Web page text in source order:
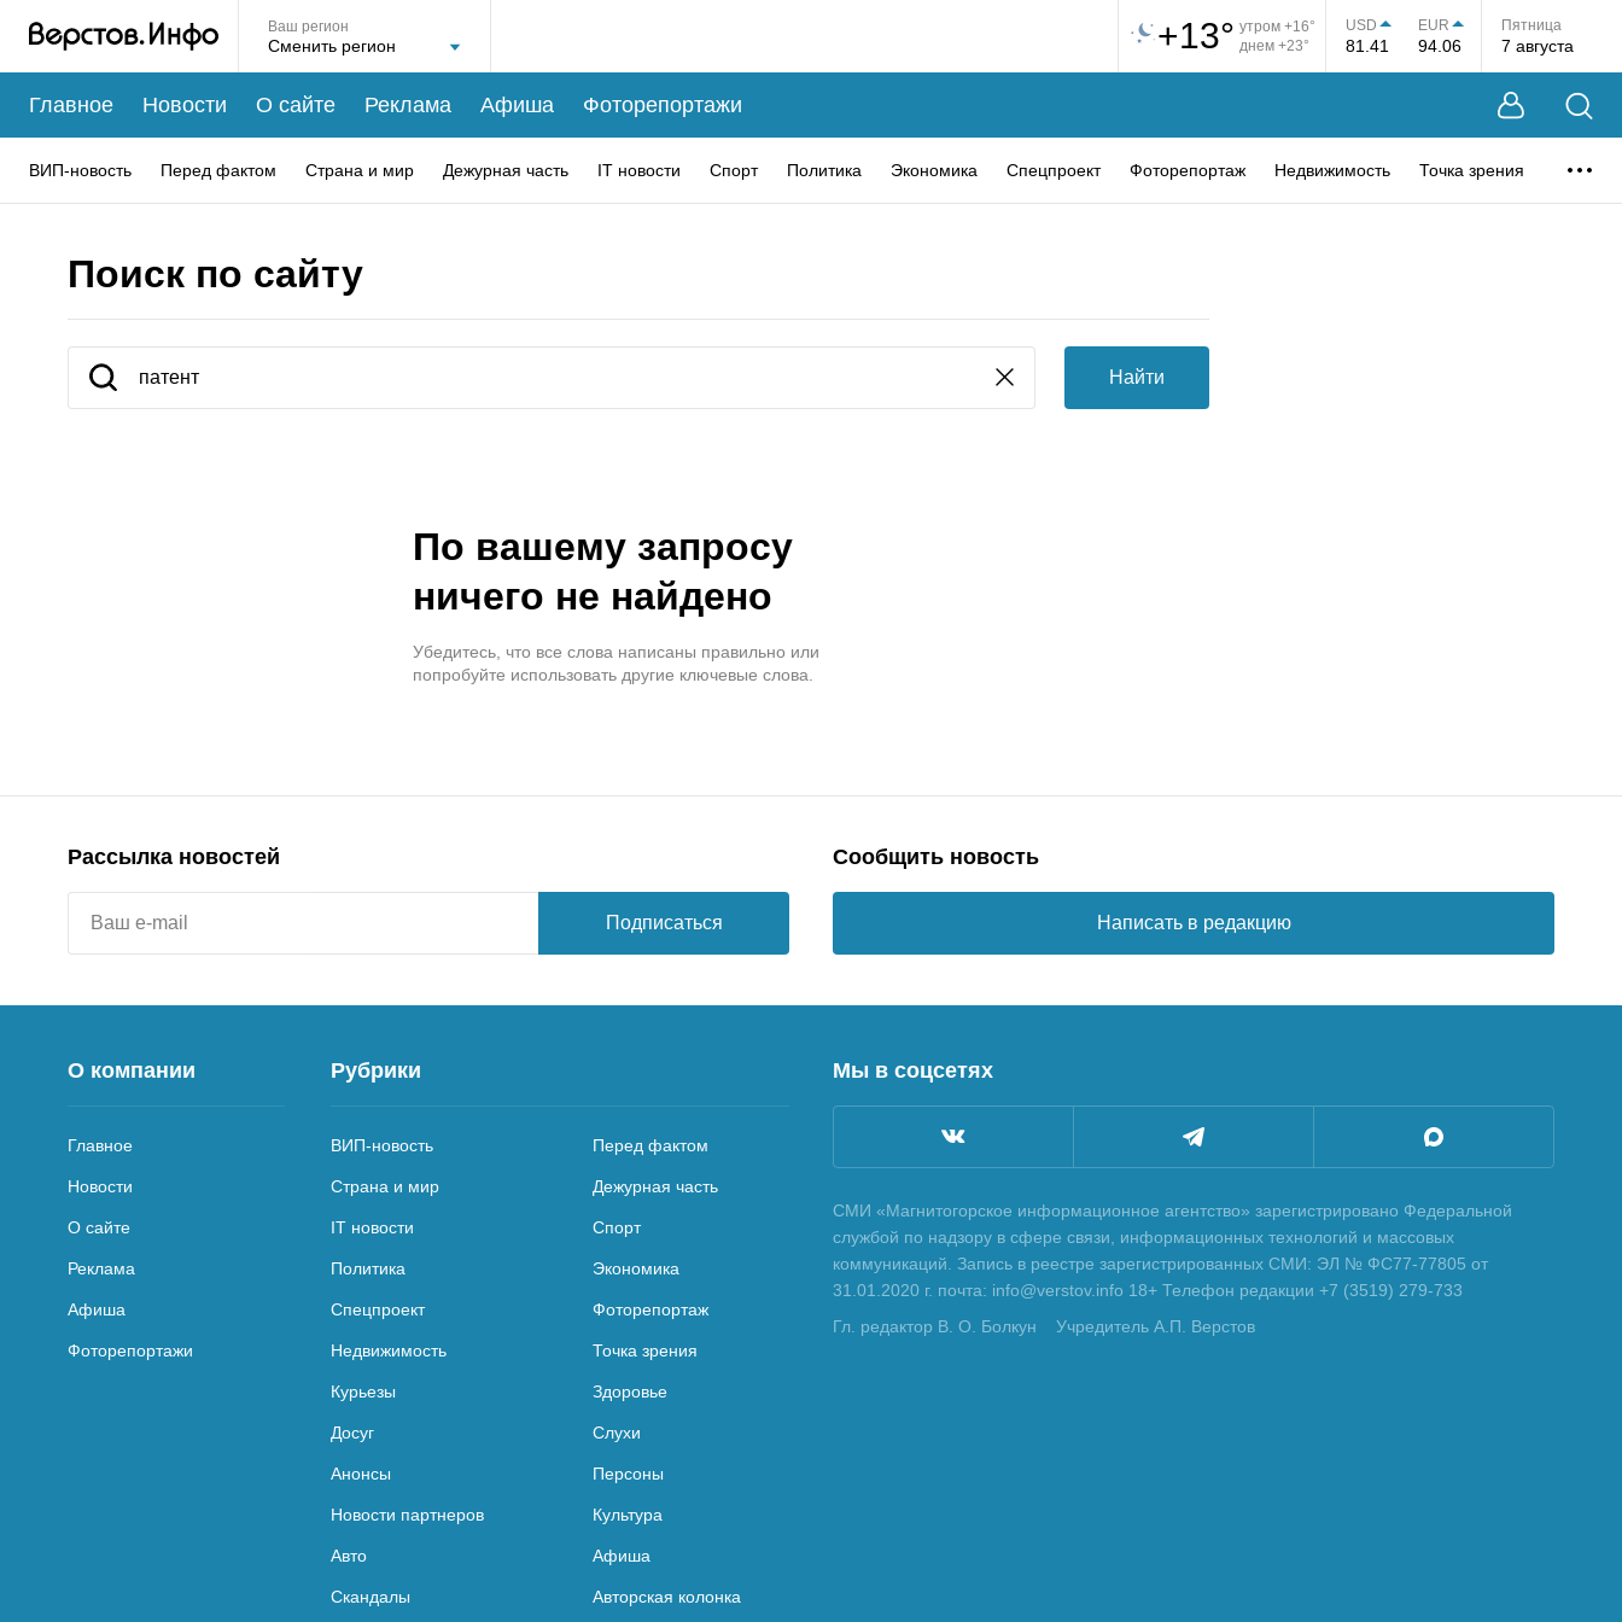
Ваш регион +13° утром +16°
днем +23°
USD
81.41
EUR
94.06
Пятница
7 августа
Главное Новости О сайте Реклама Афиша Фоторепортажи
ВИП-новость Перед фактом Страна и мир Дежурная часть IT новости Спорт Политика Экономика Спецпроект Фоторепортаж Недвижимость Точка зрения
Поиск по сайту
Найти
По вашему запросу
ничего не найдено
Убедитесь, что все слова написаны правильно или
попробуйте использовать другие ключевые слова.
Рассылка новостей
Подписаться
Сообщить новость
Написать в редакцию
О компании
Главное
Новости
О сайте
Реклама
Афиша
Фоторепортажи
Рубрики
ВИП-новость Перед фактом
Страна и мир Дежурная часть
IT новости Спорт
Политика Экономика
Спецпроект Фоторепортаж
Недвижимость Точка зрения
Курьезы Здоровье
Досуг Слухи
Анонсы Персоны
Новости партнеров Культура
Авто Афиша
Скандалы Авторская колонка
Мы в соцсетях
СМИ «Магнитогорское информационное агентство» зарегистрировано Федеральной
службой по надзору в сфере связи, информационных технологий и массовых
коммуникаций. Запись в реестре зарегистрированных СМИ: ЭЛ № ФС77-77805 от
31.01.2020 г. почта: info@verstov.info 18+ Телефон редакции +7 (3519) 279-733
Гл. редактор В. О. Болкун
Учредитель А.П. Верстов